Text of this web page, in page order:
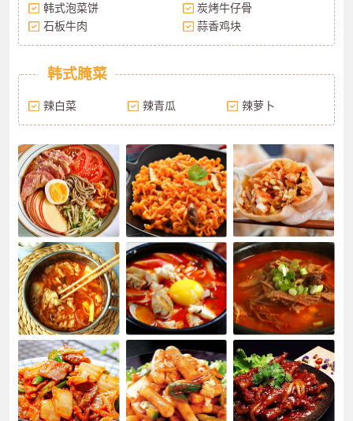
韩式泡菜饼
炭烤牛仔骨
石板牛肉
蒜香鸡块
韩式腌菜
辣白菜 辣青瓜 辣萝卜